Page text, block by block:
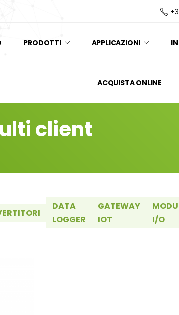
PRODOTTI APPLICAZIONI
ACQUISTA ONLINE
client
DATA
LOGGER
GATEWAY
IOT
I/O